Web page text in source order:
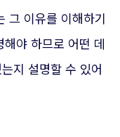
그 이유를 이해하기
야 하므로 어떤 데
지 설명할 수 있어